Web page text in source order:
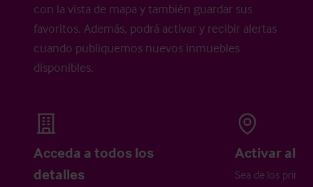
con la vista de mapa y también guardar sus
favoritos. Además, podrá activar y recibir alertas
cuando publiquemos nuevos inmuebles
disponibles.
Acceda a todos los
detalles
Activar
Sea de los